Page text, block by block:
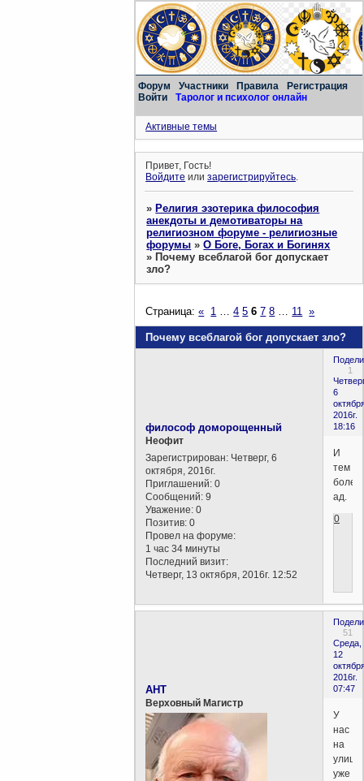
Форум Участники Правила
Регистрация
Войти
Таролог и психолог онлайн
Активные темы
Привет, Гость!
Войдите илизарегистрируйтесь.
»Религия эзотерика философия
анекдоты и демотиваторы на
религиозном форуме - религиозные
форумы »О Боге, Богах и Богинях
»Почему всеблагой бог допускает
зло?
Почему всеблагой бог допускает зло?
Страница:« 1 4 5 6 7 8 11 »
1
6
2016г.
18:16
философ доморощенный
Неофит
Зарегистрирован: Четверг, 6
октября, 2016г.
Приглашений: 0
Сообщений: 9
Уважение: 0
Позитив: 0
Провел на форуме:
1 час 34 минуты
Последний визит:
Четверг, 13 октября, 2016г. 12:52
И
тем
более
ад.
0
51
Среда,
12
2016г.
07:47
AHT
Верховный Магистр
У
нас
на
уже